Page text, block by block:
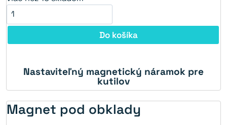
Do košíka
21%
Nastaviteľný magnetický náramok pre
kutilov
Magnet pod obklady